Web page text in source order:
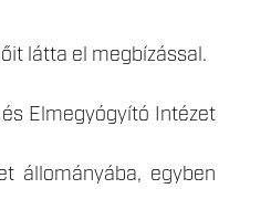
látta el megbízással.
Elmegyógyító Intézet
állományába, egyben